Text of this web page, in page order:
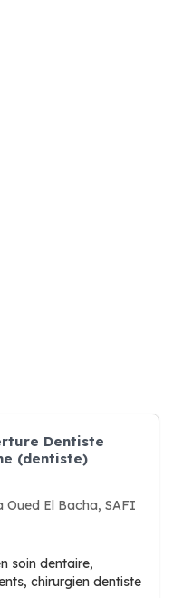
Dentiste
(dentiste)
Oued El Bacha, SAFI
soin dentaire,
chirurgien dentiste